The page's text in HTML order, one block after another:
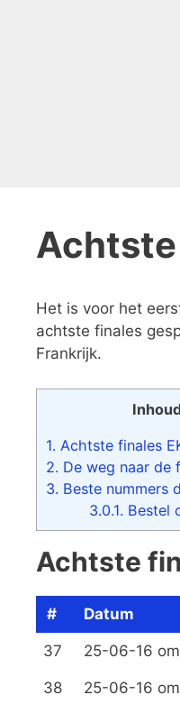
Achtste
Het is voor het
achtste finales
Frankrijk.
1. Achtste finales
2. De weg naar de
3. Beste nummers
3.0.1. Bestel
Achtste
# Datum
37 25-06-16
38 25-06-16